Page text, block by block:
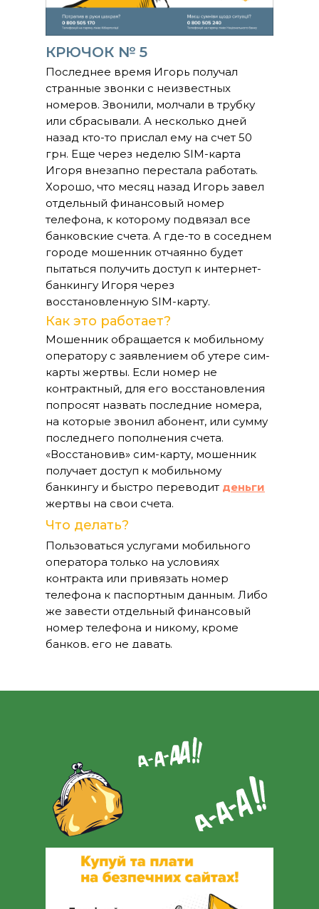
КРЮЧОК № 5
Последнее время Игорь получал
странные звонки с неизвестных
номеров. Звонили, молчали в трубку
или сбрасывали. А несколько дней
назад кто-то прислал ему на счет 50
грн. Еще через неделю SIM-карта
Игоря внезапно перестала работать.
Хорошо, что месяц назад Игорь завел
отдельный финансовый номер
телефона, к которому подвязал все
банковские счета. А где-то в соседнем
городе мошенник отчаянно будет
пытаться получить доступ к интернет-
банкингу Игоря через
восстановленную SIM-карту.
Как это работает?
Мошенник обращается к мобильному
оператору с заявлением об утере сим-
карты жертвы. Если номер не
контрактный, для его восстановления
попросят назвать последние номера,
на которые звонил абонент, или сумму
последнего пополнения счета.
«Восстановив» сим-карту, мошенник
получает доступ к мобильному
банкингу и быстро переводит деньги
жертвы на свои счета.
Что делать?
Пользоваться услугами мобильного
оператора только на условиях
контракта или привязать номер
телефона к паспортным данным. Либо
же завести отдельный финансовый
номер телефона и никому, кроме
банков, его не давать.